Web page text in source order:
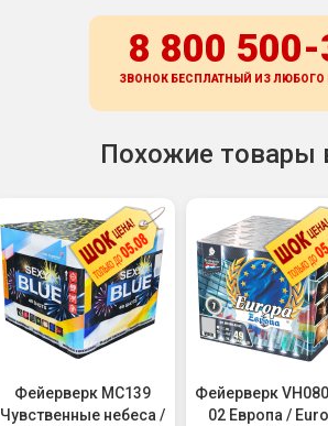
8 800
ЗВОНОК БЕСПЛАТНЫЙ ИЗ ЛЮБОГО
Похожие товары
Фейерверк MC139
Чувственные небеса /
Фейерверк
02 Европа /